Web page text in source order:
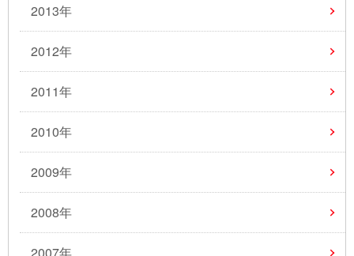
2013年
2012年
2011年
2010年
2009年
2008年
2007年